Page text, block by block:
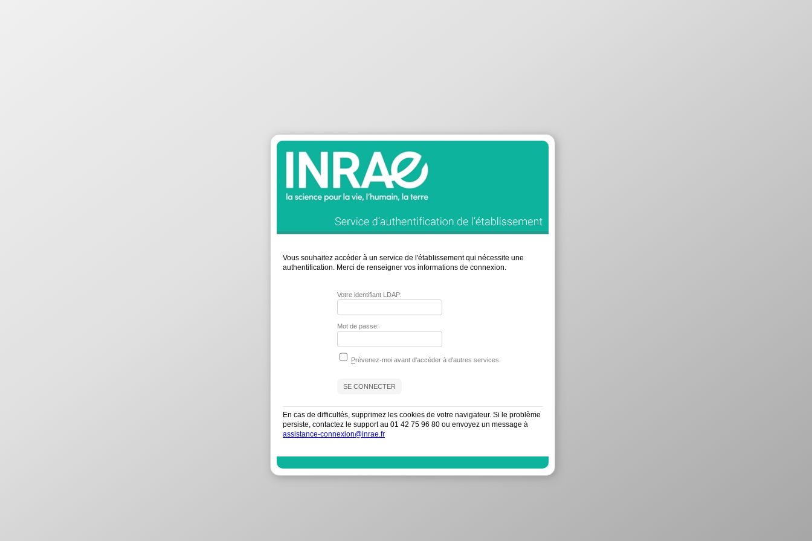
Vous souhaitez accéder à un service de l'établissement qui nécessite une
authentification. Merci de renseigner vos informations de connexion.
Votre identifiant LDAP:
Mot de passe:
Prévenez-moi avant d'accéder à d'autres services.
En cas de difficultés, supprimez les cookies de votre navigateur. Si le problème
persiste, contactez le support au 01 42 75 96 80 ou envoyez un message à
assistance-connexion@inrae.fr